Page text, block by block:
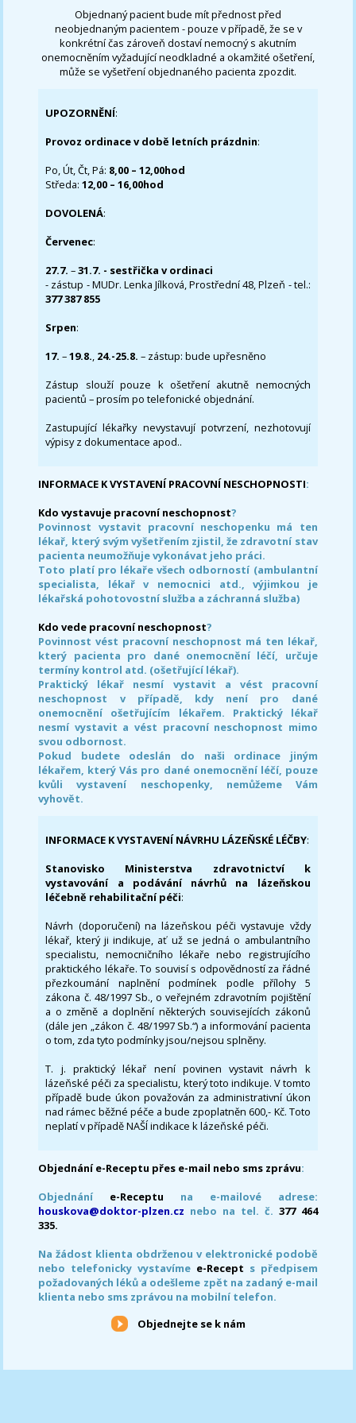
Objednaný pacient bude mít přednost před
neobjednaným pacientem - pouze v případě, že se v
konkrétní čas zároveň dostaví nemocný s akutním
onemocněním vyžadující neodkladné a okamžité ošetření,
může se vyšetření objednaného pacienta zpozdit.
UPOZORNĚNÍ:
Provoz ordinace v době letních prázdnin:
Po, Út, Čt, Pá: 8,00 – 12,00hod
Středa:12,00 – 16,00hod
DOVOLENÁ:
Červenec:
27.7.–31.7. - sestřička v ordinaci
- zástup - MUDr. Lenka Jílková, Prostřední 48, Plzeň - tel.:
377 387 855
Srpen:
17. –19.8., 24.-25.8. – zástup: bude upřesněno
Zástup slouží pouze k ošetření akutně nemocných
pacientů – prosím po telefonické objednání.
Zastupující lékařky nevystavují potvrzení, nezhotovují
výpisy z dokumentace apod..
INFORMACE K VYSTAVENÍ PRACOVNÍ NESCHOPNOSTI:
Kdo vystavuje pracovní neschopnost?
Povinnost vystavit pracovní neschopenku má ten
lékař, který svým vyšetřením zjistil, že zdravotní stav
pacienta neumožňuje vykonávat jeho práci.
Toto platí pro lékaře všech odborností (ambulantní
specialista, lékař v nemocnici atd., výjimkou je
lékařská pohotovostní služba a záchranná služba)
Kdo vede pracovní neschopnost?
Povinnost vést pracovní neschopnost má ten lékař,
který pacienta pro dané onemocnění léčí, určuje
termíny kontrol atd. (ošetřující lékař).
Praktický lékař nesmí vystavit a vést pracovní
neschopnost v případě, kdy není pro dané
onemocnění ošetřujícím lékařem. Praktický lékař
nesmí vystavit a vést pracovní neschopnost mimo
svou odbornost.
Pokud budete odeslán do naši ordinace jiným
lékařem, který Vás pro dané onemocnění léčí, pouze
kvůli vystavení neschopenky, nemůžeme Vám
vyhovět.
INFORMACE K VYSTAVENÍ NÁVRHU LÁZEŇSKÉ LÉČBY:
Stanovisko Ministerstva zdravotnictví k
vystavování a podávání návrhů na lázeňskou
léčebně rehabilitační péči:
Návrh (doporučení) na lázeňskou péči vystavuje vždy
lékař, který ji indikuje, ať už se jedná o ambulantního
specialistu, nemocničního lékaře nebo registrujícího
praktického lékaře. To souvisí s odpovědností za řádné
přezkoumání naplnění podmínek podle přílohy 5
zákona č. 48/1997 Sb., o veřejném zdravotním pojištění
a o změně a doplnění některých souvisejících zákonů
(dále jen „zákon č. 48/1997 Sb.“) a informování pacienta
o tom, zda tyto podmínky jsou/nejsou splněny.
T. j. praktický lékař není povinen vystavit návrh k
lázeňské péči za specialistu, který toto indikuje. V tomto
případě bude úkon považován za administrativní úkon
nad rámec běžné péče a bude zpoplatněn 600,- Kč. Toto
neplatí v případě NAŠÍ indikace k lázeňské péči.
Objednání e-Receptu přes e-mail nebo sms zprávu:
Objednání e-Receptu na e-mailové adrese:
houskova@doktor-plzen.cz nebo na tel. č. 377 464
335.
Na žádost klienta obdrženou v elektronické podobě
nebo telefonicky vystavíme e-Recept s předpisem
požadovaných léků a odešleme zpět na zadaný e-mail
klienta nebo sms zprávou na mobilní telefon.
Objednejte se k nám